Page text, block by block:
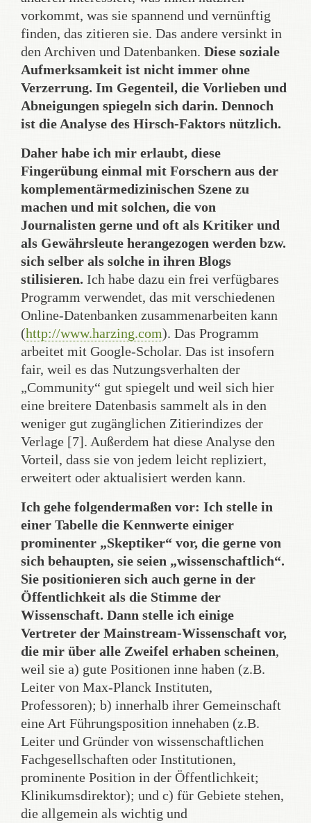
vorkommt, was sie spannend und vernünftig
finden, das zitieren sie. Das andere versinkt in
den Archiven und Datenbanken. Diese soziale
Aufmerksamkeit ist nicht immer ohne
Verzerrung. Im Gegenteil, die Vorlieben und
Abneigungen spiegeln sich darin. Dennoch
ist die Analyse des Hirsch-Faktors nützlich.
Daher habe ich mir erlaubt, diese
Fingerübung einmal mit Forschern aus der
komplementärmedizinischen Szene zu
machen und mit solchen, die von
Journalisten gerne und oft als Kritiker und
als Gewährsleute herangezogen werden bzw.
sich selber als solche in ihren Blogs
stilisieren. Ich habe dazu ein frei verfügbares
Programm verwendet, das mit verschiedenen
Online-Datenbanken zusammenarbeiten kann
(http://www.harzing.com). Das Programm
arbeitet mit Google-Scholar. Das ist insofern
fair, weil es das Nutzungsverhalten der
„Community“ gut spiegelt und weil sich hier
eine breitere Datenbasis sammelt als in den
weniger gut zugänglichen Zitierindizes der
Verlage [7]. Außerdem hat diese Analyse den
Vorteil, dass sie von jedem leicht repliziert,
erweitert oder aktualisiert werden kann.
Ich gehe folgendermaßen vor: Ich stelle in
einer Tabelle die Kennwerte einiger
prominenter „Skeptiker“ vor, die gerne von
sich behaupten, sie seien „wissenschaftlich“.
Sie positionieren sich auch gerne in der
Öffentlichkeit als die Stimme der
Wissenschaft. Dann stelle ich einige
Vertreter der Mainstream-Wissenschaft vor,
die mir über alle Zweifel erhaben scheinen,
weil sie a) gute Positionen inne haben (z.B.
Leiter von Max-Planck Instituten,
Professoren); b) innerhalb ihrer Gemeinschaft
eine Art Führungsposition innehaben (z.B.
Leiter und Gründer von wissenschaftlichen
Fachgesellschaften oder Institutionen,
prominente Position in der Öffentlichkeit;
Klinikumsdirektor); und c) für Gebiete stehen,
die allgemein als wichtig und